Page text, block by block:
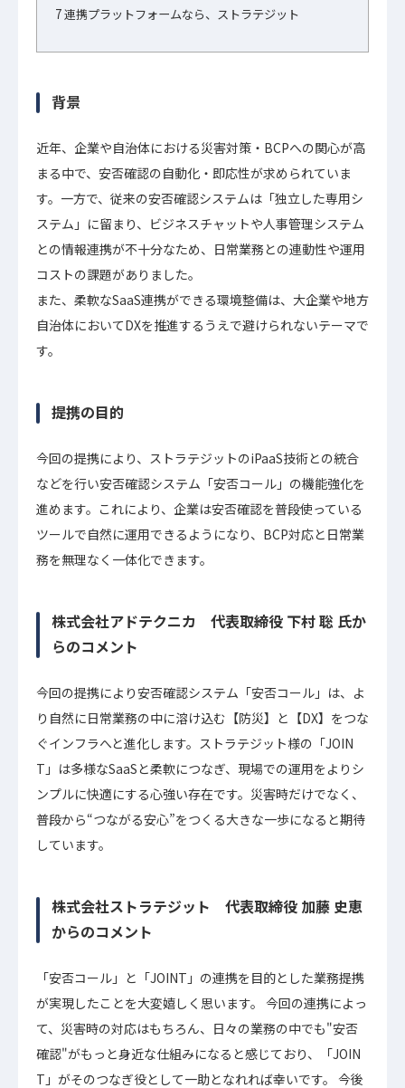
7連携プラットフォームなら、ストラテジット
背景
近年、企業や自治体における災害対策・BCPへの関心が高
まる中で、安否確認の自動化・即応性が求められていま
す。一方で、従来の安否確認システムは「独立した専用シ
ステム」に留まり、ビジネスチャットや人事管理システム
との情報連携が不十分なため、日常業務との連動性や運用
コストの課題がありました。
また、柔軟なSaaS連携ができる環境整備は、大企業や地方
自治体においてDXを推進するうえで避けられないテーマで
す。
提携の目的
今回の提携により、ストラテジットのiPaaS技術との統合
などを行い安否確認システム「安否コール」の機能強化を
進めます。これにより、企業は安否確認を普段使っている
ツールで自然に運用できるようになり、BCP対応と日常業
務を無理なく一体化できます。
株式会社アドテクニカ 代表取締役 下村 聡 氏か
らのコメント
今回の提携により安否確認システム「安否コール」は、よ
り自然に日常業務の中に溶け込む【防災】と【DX】をつな
ぐインフラへと進化します。ストラテジット様の「JOIN
T」は多様なSaaSと柔軟につなぎ、現場での運用をよりシ
ンプルに快適にする心強い存在です。災害時だけでなく、
普段から“つながる安心”をつくる大きな一歩になると期待
しています。
株式会社ストラテジット 代表取締役 加藤 史恵
からのコメント
「安否コール」と「JOINT」の連携を目的とした業務提携
が実現したことを大変嬉しく思います。 今回の連携によっ
て、災害時の対応はもちろん、日々の業務の中でも"安否
確認"がもっと身近な仕組みになると感じており、「JOIN
T」がそのつなぎ役として一助となれれば幸いです。 今後